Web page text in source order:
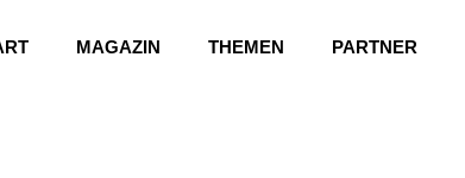
MAGAZIN THEMEN PARTNER